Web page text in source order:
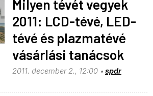
Milyen tévét vegyek
2011: LCD-tévé, LED-
tévé és plazmatévé
vásárlási tanácsok
2011. december 2., 12:00 spdr